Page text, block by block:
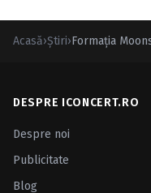
Acasă›Ştiri›Formaţia
DESPRE ICONCERT.RO
Despre noi
Publicitate
Blog